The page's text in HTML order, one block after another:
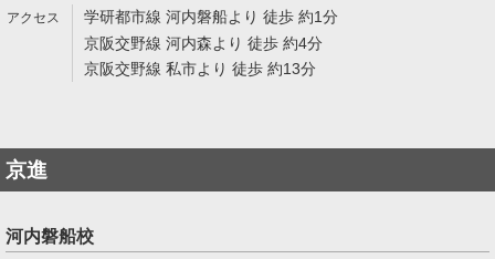
学研都市線 河内磐船より 徒歩 約1分
京阪交野線 河内森より 徒歩 約4分
京阪交野線 私市より 徒歩 約13分
京進
河内磐船校